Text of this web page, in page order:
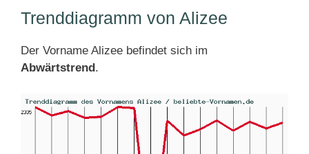
Trenddiagramm von Alizee
Der Vorname Alizee befindet sich im
Abwärtstrend.